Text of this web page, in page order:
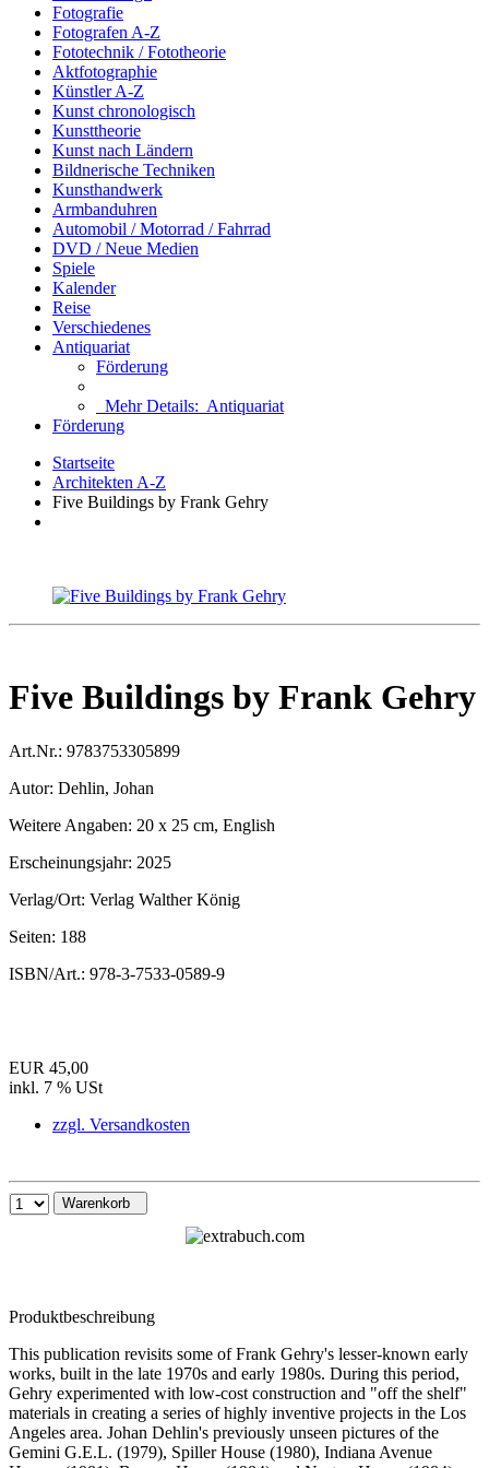
Fotografie
Fotografen A-Z
Fototechnik / Fototheorie
Aktfotographie
Künstler A-Z
Kunst chronologisch
Kunsttheorie
Kunst nach Ländern
Bildnerische Techniken
Kunsthandwerk
Armbanduhren
Automobil / Motorrad / Fahrrad
DVD / Neue Medien
Spiele
Kalender
Reise
Verschiedenes
Antiquariat
Förderung
Mehr Details: Antiquariat
Förderung
Startseite
Architekten A-Z
Five Buildings by Frank Gehry
Five Buildings by Frank Gehry
Art.Nr.: 9783753305899
Autor: Dehlin, Johan
Weitere Angaben: 20 x 25 cm, English
Erscheinungsjahr: 2025
Verlag/Ort: Verlag Walther König
Seiten: 188
ISBN/Art.: 978-3-7533-0589-9
EUR 45,00
inkl. 7 % USt
zzgl. Versandkosten
Warenkorb
Produktbeschreibung
This publication revisits some of Frank Gehry's lesser-known early
works, built in the late 1970s and early 1980s. During this period,
Gehry experimented with low-cost construction and "off the shelf"
materials in creating a series of highly inventive projects in the Los
Angeles area. Johan Dehlin's previously unseen pictures of the
Gemini G.E.L. (1979), Spiller House (1980), Indiana Avenue